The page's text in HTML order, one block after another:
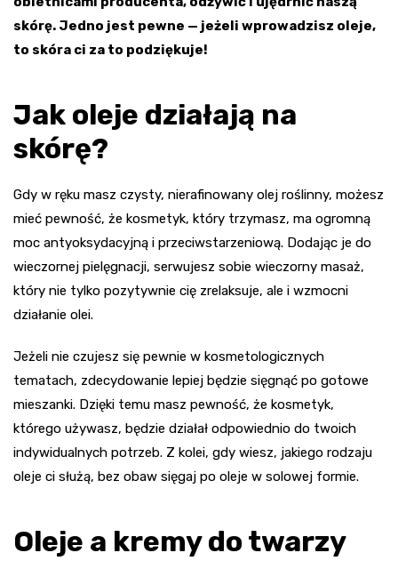
skórę. Jedno jest pewne — jeżeli wprowadzisz oleje,
to skóra ci za to podziękuje!
Jak oleje działają na
skórę?
Gdy w ręku masz czysty, nierafinowany olej roślinny, możesz
mieć pewność, że kosmetyk, który trzymasz, ma ogromną
moc antyoksydacyjną i przeciwstarzeniową. Dodając je do
wieczornej pielęgnacji, serwujesz sobie wieczorny masaż,
który nie tylko pozytywnie cię zrelaksuje, ale i wzmocni
działanie olei.
Jeżeli nie czujesz się pewnie w kosmetologicznych
tematach, zdecydowanie lepiej będzie sięgnąć po gotowe
mieszanki. Dzięki temu masz pewność, że kosmetyk,
którego używasz, będzie działał odpowiednio do twoich
indywidualnych potrzeb. Z kolei, gdy wiesz, jakiego rodzaju
oleje ci służą, bez obaw sięgaj po oleje w solowej formie.
Oleje a kremy do twarzy